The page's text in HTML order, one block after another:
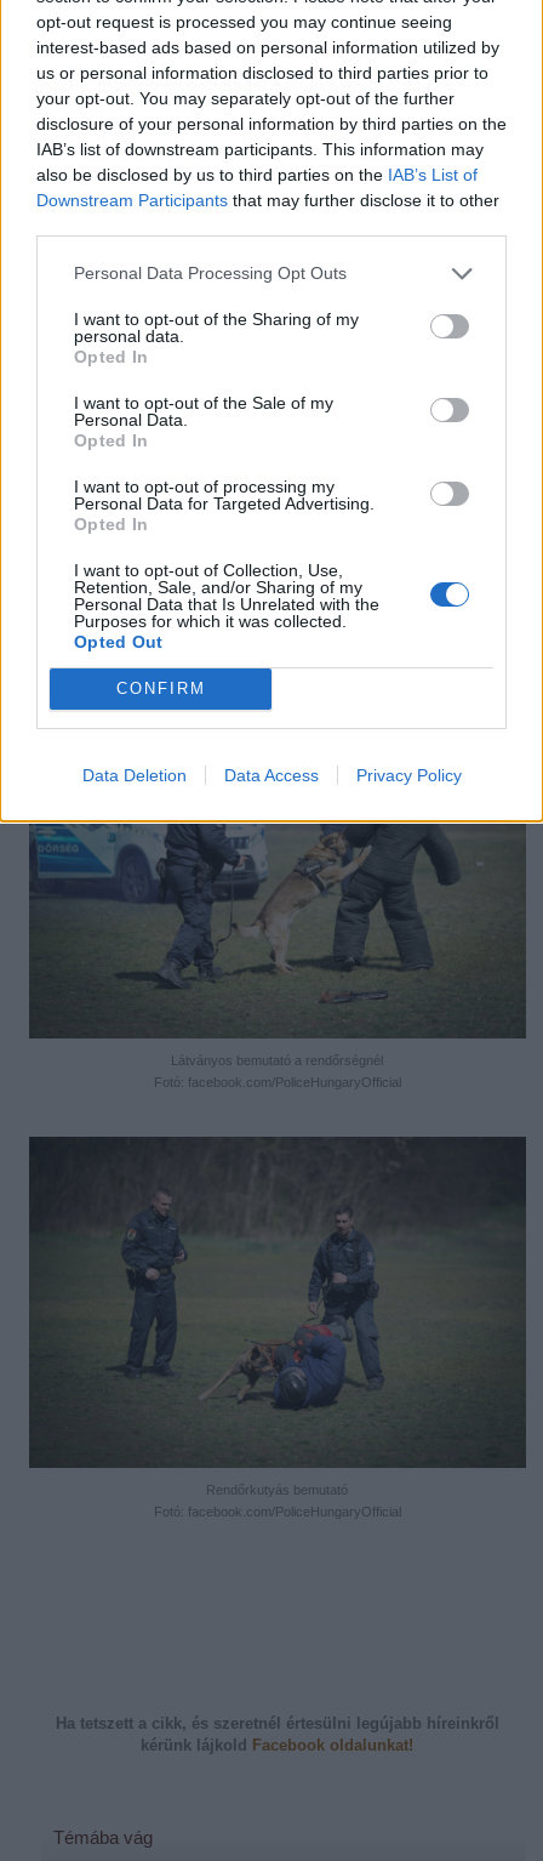
opt-out request is processed you may continue seeing
interest-based ads based on personal information utilized by
us or personal information disclosed to third parties prior to
your opt-out. You may separately opt-out of the further
disclosure of your personal information by third parties on the
IAB’s list of downstream participants. This information may
also be disclosed by us to third parties on the IAB’s List of
Downstream Participants that may further disclose it to other
Personal Data Processing Opt Outs
I want to opt-out of the Sharing of my
personal data.
Opted In
I want to opt-out of the Sale of my
Personal Data.
Opted In
I want to opt-out of processing my
Personal Data for Targeted Advertising.
Opted In
I want to opt-out of Collection, Use,
Retention, Sale, and/or Sharing of my
Personal Data that Is Unrelated with the
Purposes for which it was collected.
Opted Out
CONFIRM
Data Deletion Data Access Privacy Policy
Polgárőr kutya válik majd a kis kuvaszokból
A rendőrkutyák rettenthetetlenek
Látványos bemutató a rendőrségnél
Fotó: facebook.com/PoliceHungaryOfficial
Rendőrkutyás bemutató
Fotó: facebook.com/PoliceHungaryOfficial
Ha tetszett a cikk, és szeretnél értesülni legújabb híreinkről
kérünk
lájkold Facebook oldalunkat!
Témába vág